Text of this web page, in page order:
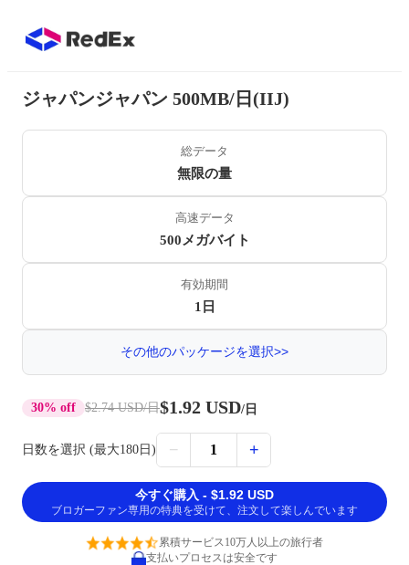
ジャパンジャパン 500MB/日(IIJ)
総データ
無限の量
高速データ
500メガバイト
有効期間
1日
その他のパッケージを選択>>
30% off $2.74 USD/日$1.92 USD/日
日数を選択 (最大180日) − 1 +
今すぐ購入 - $1.92 USD
ブロガーファン専用の特典を受けて、注文して楽しんでいます
累積サービス10万人以上の旅行者
支払いプロセスは安全です